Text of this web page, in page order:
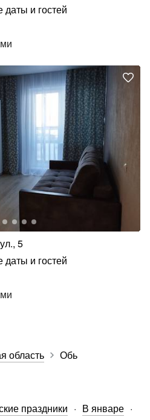
даты и гостей
5
даты и гостей
область Обь
праздники
В январе